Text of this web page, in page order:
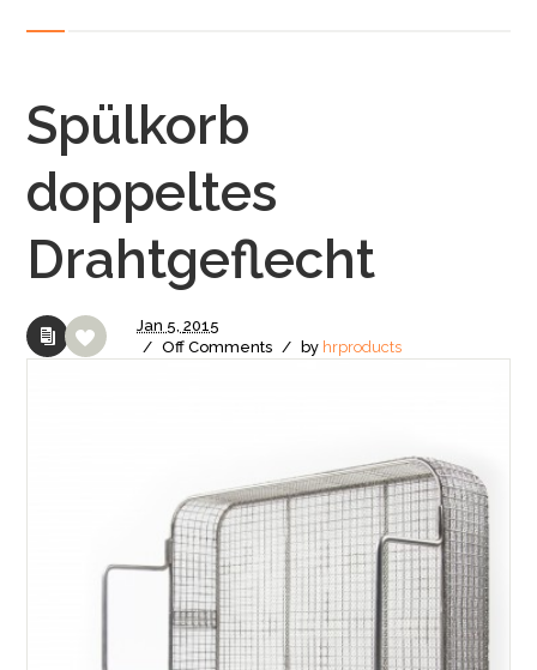
Spülkorb
doppeltes
Drahtgeflecht
Jan 5,2015
/ Off Comments / by hrproducts